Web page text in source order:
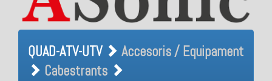
QUAD-ATV-UTV Accesoris /
Equipament Cabestrants
QUAD-ATV-UTV
Accesoris / Equipament
Cabestrants